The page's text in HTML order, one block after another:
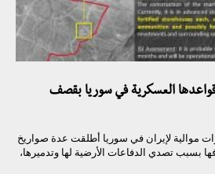
قواعدها العسكرية في سوريا بقصف
موالية لإيران في سوريا أطلقت عدة صواريخ
بسبب تصدي الدفاعات الأرضية لها وتدميرها،